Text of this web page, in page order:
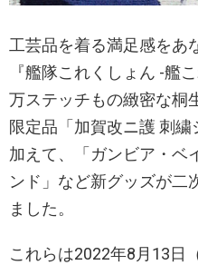
工芸品を着る満足感をあ
『艦隊これくしょん -艦
万ステッチもの緻密な桐
限定品「加賀改ニ護 刺繍
加えて、「ガンビア・ベ
ンド」など新グッズが二
ました。
これらは2022年8月13日